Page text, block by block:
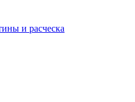
и расческа